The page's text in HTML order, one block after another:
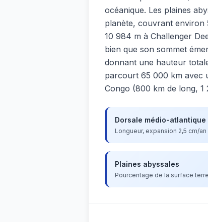
océanique. Les plaines
planète, couvrant environ
10 984 m à Challenger
bien que son sommet
donnant une hauteur
parcourt 65 000 km avec
Congo (800 km de long, 1
Dorsale médio-atlantique
Longueur, expansion 2,5 cm/an
Plaines abyssales
Pourcentage de la surface